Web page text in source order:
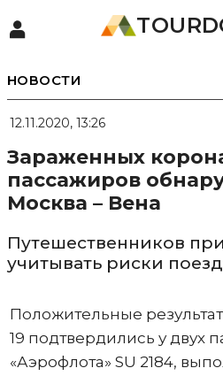
НОВОСТИ
12.11.2020, 13:26
Зараженных
пассажиров
Москва – Вена
Путешественников
учитывать риски
Положительные
19 подтвердились у двух
«Аэрофлота» SU 2184,